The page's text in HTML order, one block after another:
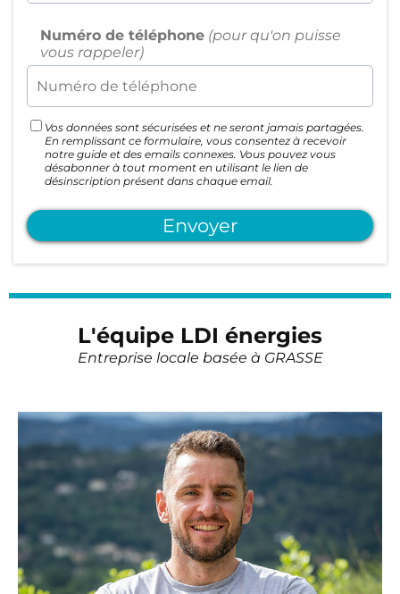
Numéro de téléphone (pour qu'on puisse
vous rappeler)
Vos données sont sécurisées et ne seront jamais partagées.
En remplissant ce formulaire, vous consentez à recevoir
notre guide et des emails connexes. Vous pouvez vous
désabonner à tout moment en utilisant le lien de
désinscription présent dans chaque email.
Envoyer
L'équipe LDI énergies
Entreprise locale basée à GRASSE